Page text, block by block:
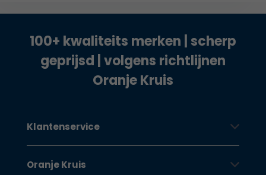
100+ kwaliteits merken | scherp
geprijsd | volgens richtlijnen
Oranje Kruis
Klantenservice
Oranje Kruis